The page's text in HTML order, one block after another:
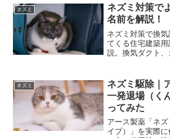
ネズミ
ネズミ対策で
名前を解説！
ネズミ対策で換
てくる住宅建築
説。換気ダクト、
ネズミ
ネズミ駆除｜
一発退場（く
ってみた
アース製薬「ネ
イプ）」を実際